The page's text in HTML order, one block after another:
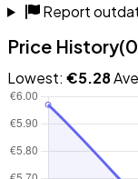
Report
Price History
Lowest: €5.28